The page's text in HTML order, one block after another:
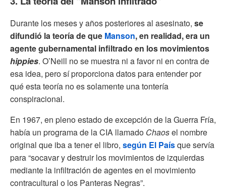
Durante los meses y años posteriores al asesinato, se
difundió la teoría de que Manson, en realidad, era un
agente gubernamental infiltrado en los movimientos
hippies. O’Neill no se muestra ni a favor ni en contra de
esa idea, pero sí proporciona datos para entender por
qué esta teoría no es solamente una tontería
conspiracional.
En 1967, en pleno estado de excepción de la Guerra Fría,
había un programa de la CIA llamado Chaosel nombre
original que iba a tener el libro, según El Paísque servía
para “socavar y destruir los movimientos de izquierdas
mediante la infiltración de agentes en el movimiento
contracultural o los Panteras Negras”.